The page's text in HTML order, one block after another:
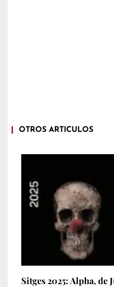
OTROS ARTÍCULOS
Sitges 2025: Alpha, de